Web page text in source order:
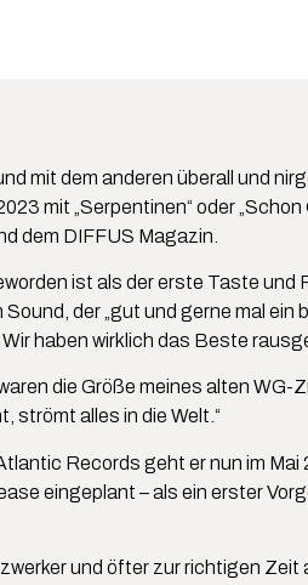
mit dem anderen überall und
mit „Serpentinen“ oder
dem DIFFUS Magazin.
ist als der erste Taste
der „gut und gerne mal
haben wirklich das Beste
die Größe meines alten
strömt alles in die Welt.“
Records geht er nun im Mai
eingeplant – als ein erster
und öfter zur richtigen